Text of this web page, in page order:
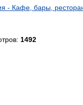
- Кафе, бары,
1492